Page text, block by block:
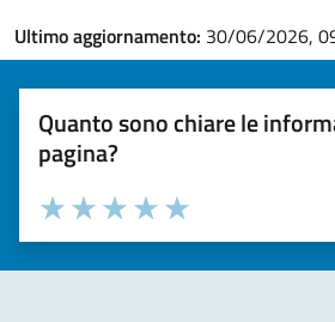
Ultimo aggiornamento: 30/06/2026,
Quanto sono chiare le
pagina?
Valuta la chiarezza delle informazioni (da 1
Seleziona il numero di stelle per
Valuta 5 stelle su 5
Valuta 4 stelle su 5
Valuta 3 stelle su 5
Valuta 2 stelle su 5
Valuta 1 stelle su 5